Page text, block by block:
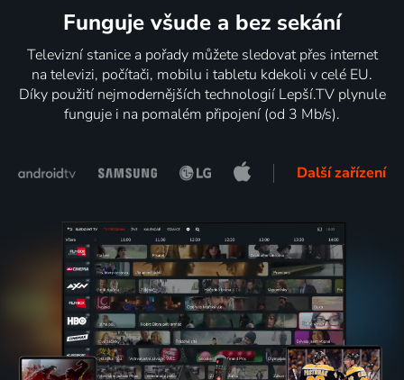
Funguje všude a bez sekání
Televizní stanice a pořady můžete sledovat přes internet
na televizi, počítači, mobilu i tabletu kdekoli v celé EU.
Díky použití nejmodernějších technologií Lepší.TV plynule
funguje i na pomalém připojení (od 3 Mb/s).
Další zařízení